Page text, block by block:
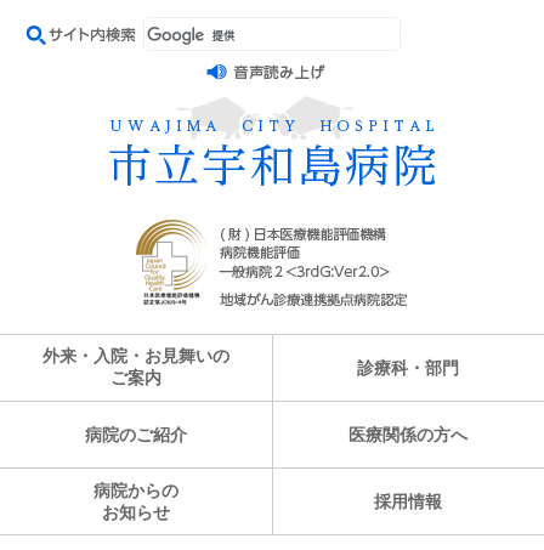
外来・入院・お見舞いの
ご案内
診療科・部門
病院のご紹介 医療関係の方へ
病院からの
お知らせ
採用情報